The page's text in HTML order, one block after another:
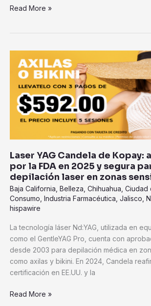
Read More »
Laser YAG Candela de Kopay:
por la FDA en 2025 y segura
depilación laser en zonas
Baja California Belleza Chihuahua Ciudad
Consumo Industria Farmacéutica Jalisco
hispawire
La tecnología láser Nd:YAG, utilizada en
como el GentleYAG Pro, cuenta con
desde 2003 para depilación médica en
como axilas y bikini. En 2024, Candela
certificación en EE.UU. y la
YAG
Candela
Kopay:
aprobada
por
en
2025
y
segura
para
depilación
laser
en
zonas
sensibles
Read More »